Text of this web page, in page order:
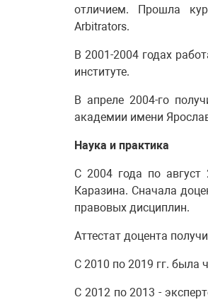
отличием. Прошла
Arbitrators.
В 2001-2004 годах
институте.
В апреле 2004-го
академии имени
Наука и практика
С 2004 года по август
Каразина. Сначала
правовых дисциплин.
Аттестат доцента
С 2010 по 2019 гг. была
С 2012 по 2013 -